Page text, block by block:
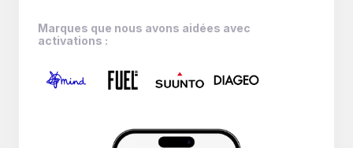
Marques que nous avons aidées avec
activations :